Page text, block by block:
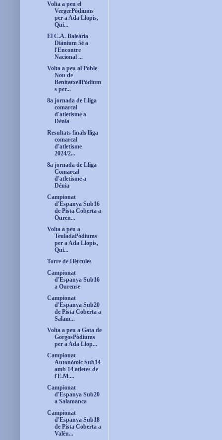
Volta a peu el
VergerPòdiums
per a Ada Llopis,
Qui...
El C.A. Baleària
Diànium 5é a
l'Encontre
Nacional ...
Volta a peu al Poble
Nou de
BenitatxellPòdium
s per...
8a jornada de Lliga
comarcal
d'atletisme a
Dénia
Resultats finals lliga
comarcal
d'atletisme
2024/2...
8a jornada de Lliga
Comarcal
d'atletisme a
Dénia
Campionat
d'Espanya Sub16
de Pista Coberta a
Ouren...
Volta a peu a
TeuladaPòdiums
per a Ada Llopis,
Qui...
Torre de Hércules
Campionat
d'Espanya Sub16
a Ourense
Campionat
d'Espanya Sub20
de Pista Coberta a
Salam...
Volta a peu a Gata de
GorgosPòdiums
per a Ada Llop...
Campionat
Autonòmic Sub14
amb 14 atletes de
l'E.M....
Campionat
d'Espanya Sub20
a Salamanca
Campionat
d'Espanya Sub18
de Pista Coberta a
Valèn...